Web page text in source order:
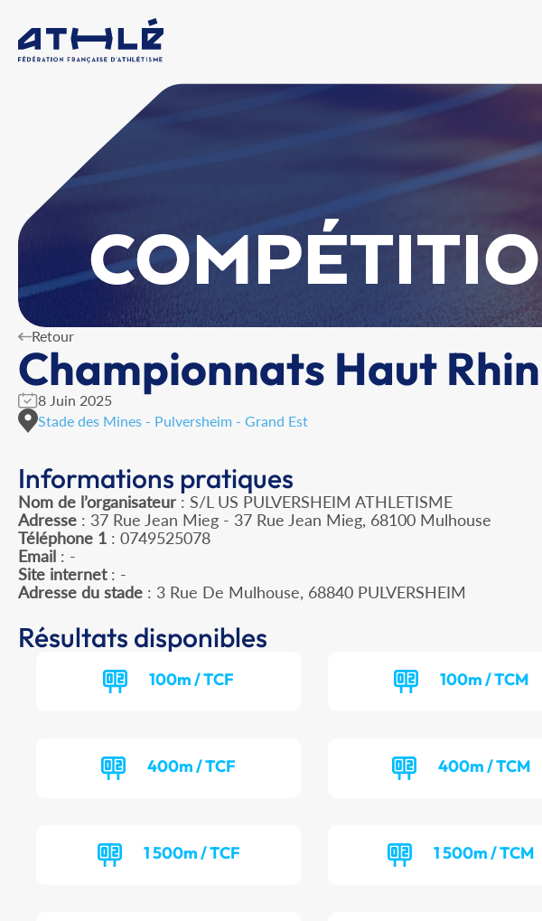
Retour
Championnats Haut Rhin
8 Juin 2025
Stade des Mines - Pulversheim - Grand Est
Informations pratiques
Nom de l’organisateur : S/L US PULVERSHEIM ATHLETISME
Adresse : 37 Rue Jean Mieg - 37 Rue Jean Mieg, 68100 Mulhouse
Téléphone 1 : 0749525078
Email : -
Site internet: -
Adresse du stade : 3 Rue De Mulhouse, 68840 PULVERSHEIM
Résultats disponibles
100m / TCF 100m / TCM
400m / TCF 400m / TCM
1 500m / TCF 1 500m / TCM